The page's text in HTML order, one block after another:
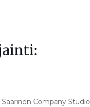
Saarinen Company Studio